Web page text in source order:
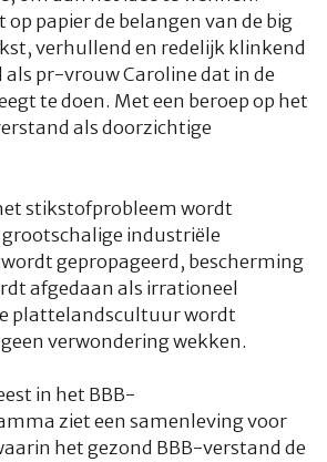
papier de belangen van de big
verhullend en redelijk klinkend
als pr-vrouw Caroline dat in de
te doen. Met een beroep op het
als doorzichtige
stikstofprobleem wordt
industriële
gepropageerd, bescherming
afgedaan als irrationeel
plattelandscultuur wordt
verwondering wekken.
in het BBB-
ziet een samenleving voor
het gezond BBB-verstand de